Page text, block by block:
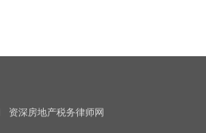
资深房地产税务律师网